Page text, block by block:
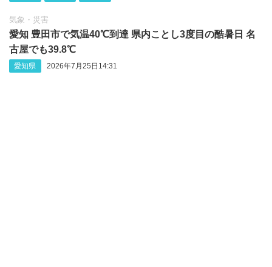
気象・災害
愛知 豊田市で気温40℃到達 県内ことし3度目の酷暑日 名
古屋でも39.8℃
愛知県 2026年7月25日14:31